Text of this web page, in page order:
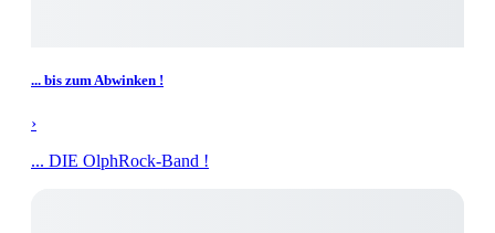
... bis zum Abwinken !
›
... DIE OlphRock-Band !